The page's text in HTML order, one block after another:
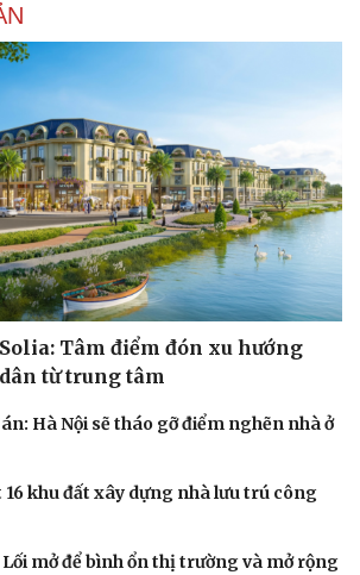
Tâm điểm đón xu hướng
từ trung tâm
Hà Nội sẽ tháo gỡ điểm nghẽn nhà ở
16 khu đất xây dựng nhà lưu trú công
Lối mở để bình ổn thị trường và mở rộng